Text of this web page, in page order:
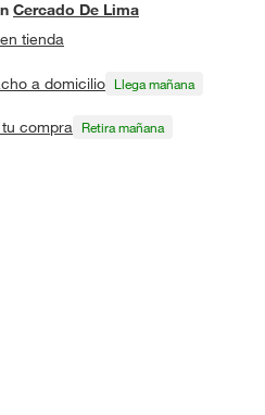
Cercado De Lima
tienda
a domicilio Llega mañana
compra Retira mañana